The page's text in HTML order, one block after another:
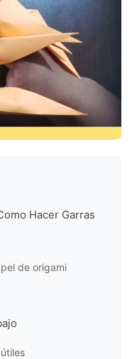
Hacer Garras
de origami